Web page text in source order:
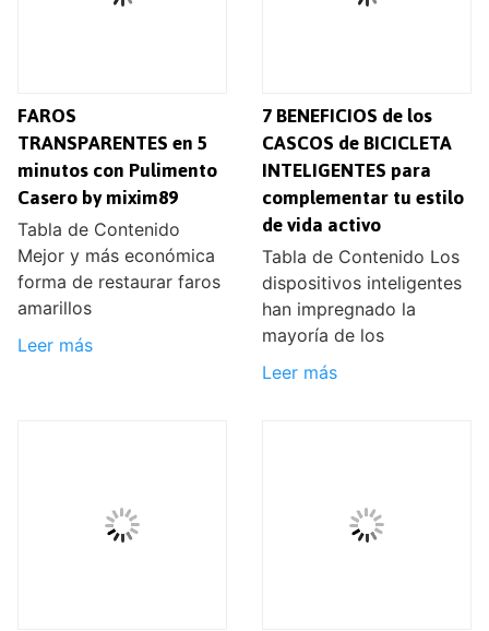
FAROS
TRANSPARENTES en 5
minutos con Pulimento
Casero by mixim89
Tabla de Contenido
Mejor y más económica
forma de restaurar faros
amarillos
Leer más
7 BENEFICIOS de los
CASCOS de BICICLETA
INTELIGENTES para
complementar tu estilo
de vida activo
Tabla de Contenido Los
dispositivos inteligentes
han impregnado la
mayoría de los
Leer más